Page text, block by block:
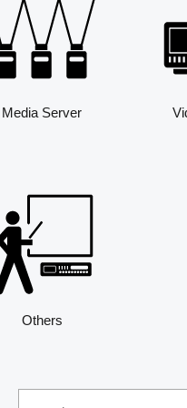
Media Server
Others